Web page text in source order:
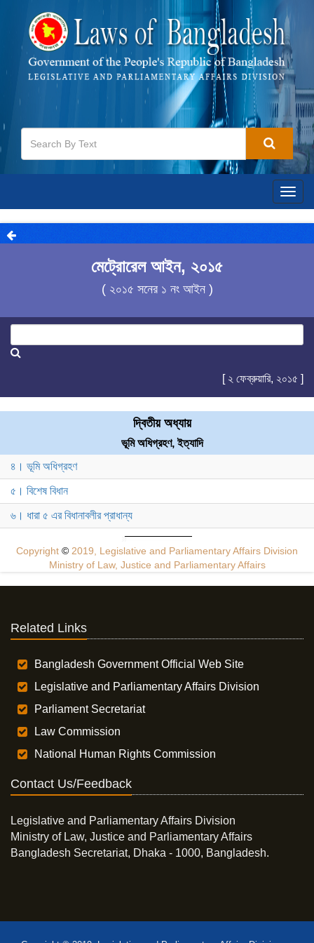
মেট্রোরেল আইন, ২০১৫
( ২০১৫ সনের ১ নং আইন )
[ ২ ফেব্রুয়ারি, ২০১৫ ]
দ্বিতীয় অধ্যায়
ভূমি অধিগ্রহণ, ইত্যাদি
৪। ভূমি অধিগ্রহণ
৫। বিশেষ বিধান
৬। ধারা ৫ এর বিধানাবলীর প্রাধান্য
Copyright © 2019, Legislative and Parliamentary Affairs Division
Ministry of Law, Justice and Parliamentary Affairs
Related Links
Bangladesh Government Official Web Site
Legislative and Parliamentary Affairs Division
Parliament Secretariat
Law Commission
National Human Rights Commission
Contact Us/Feedback
Legislative and Parliamentary Affairs Division
Ministry of Law, Justice and Parliamentary Affairs
Bangladesh Secretariat, Dhaka - 1000, Bangladesh.